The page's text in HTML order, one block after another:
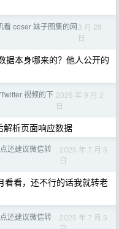
看 coser 妹子图集的网3 月 28
日
据本身哪来的？他人公开的
视频的下 2025 年 9 月 2
日
解析页面响应数据
还建议微信转
2025 年 7 月 5
日
看看，还不行的话我就转老
还建议微信转
2025 年 7 月 5